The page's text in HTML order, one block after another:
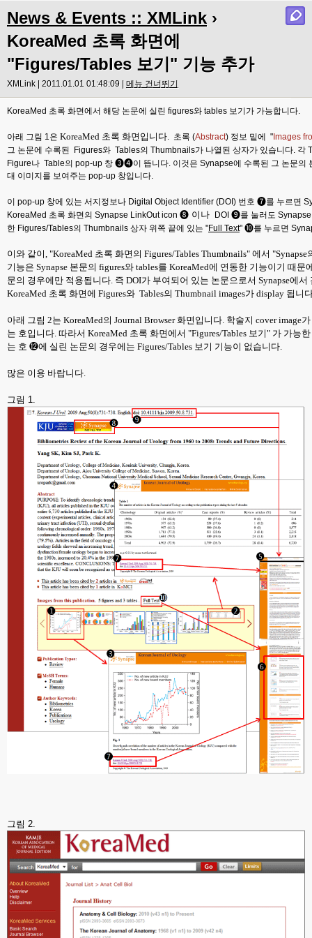
News & Events :: XMLink ›
KoreaMed 초록 화면에
"Figures/Tables 보기" 기능 추가
XMLink | 2011.01.01 01:48:09 | 메뉴 건너뛰기
KoreaMed 초록 화면에서 해당 논문에 실린 figures와 tables 보기가 가능합니다.
아래 그림 1은 KoreaMed 초록 화면입니다. 초록 (Abstract) 정보 밑에 " Images
그 논문에 수록된 Figures와 Tables의 Thumbnails가 나열된 상자가 있습니다. 각
Figure나 Table의 pop-up 창 ❸❹이 뜹니다. 이것은 Synapse에 수록된 그 논문의
대 이미지를 보여주는 pop-up 창입니다.
이 pop-up 창에 있는 서지정보나 Digital Object Identifier (DOI) 번호 ❼를 누르면
KoreaMed 초록 화면의 Synapse LinkOut icon ❽ 이나 DOI ❾를 눌러도
한 Figures/Tables의 Thumbnails 상자 위쪽 끝에 있는 "Full Text" ❿를 누르면
이와 같이, "KoreaMed 초록 화면의 Figures/Tables Thumbnails" 에서
기능은 Synapse 본문의 figures와 tables를 KoreaMed에 연동한 기능이기 때문
문의 경우에만 적용됩니다. 즉 DOI가 부여되어 있는 논문으로서 Synapse에
KoreaMed 초록 화면에 Figures와 Tables의 Thumbnail images가 display 됩니
아래 그림 2는 KoreaMed의 Journal Browser 화면입니다. 학술지 cover image
는 호입니다. 따라서 KoreaMed 초록 화면에서 "Figures/Tables 보기" 가 가능
는 호 ⓬에 실린 논문의 경우에는 Figures/Tables 보기 기능이 없습니다.
많은 이용 바랍니다.
그림 1.
그림 2.